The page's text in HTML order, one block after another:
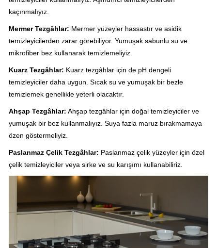
kaçınmalıyız.
Mermer Tezgâhlar: Mermer yüzeyler hassastır ve asidik
temizleyicilerden zarar görebiliyor. Yumuşak sabunlu su ve
mikrofiber bez kullanarak temizlemeliyiz.
Kuarz Tezgâhlar: Kuarz tezgâhlar için de pH dengeli
temizleyiciler daha uygun. Sıcak su ve yumuşak bir bezle
temizlemek genellikle yeterli olacaktır.
Ahşap Tezgâhlar: Ahşap tezgâhlar için doğal temizleyiciler ve
yumuşak bir bez kullanmalıyız. Suya fazla maruz bırakmamaya
özen göstermeliyiz.
Paslanmaz Çelik Tezgâhlar: Paslanmaz çelik yüzeyler için özel
çelik temizleyiciler veya sirke ve su karışımı kullanabiliriz.